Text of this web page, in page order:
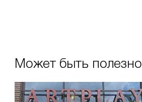
Может быть полезно